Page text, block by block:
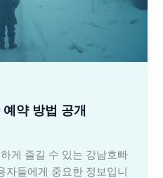
약 방법 공개
게 즐길 수 있는 강남호빠
자들에게 중요한 정보입니